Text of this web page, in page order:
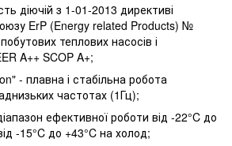
діючій з 1-01-2013 директиві
ErP (Energy related Products) №
теплових насосів і
A++ SCOP A+;
- плавна і стабільна робота
частотах (1Гц);
ефективної роботи від -22°C до
-15°C до +43°C на холод;